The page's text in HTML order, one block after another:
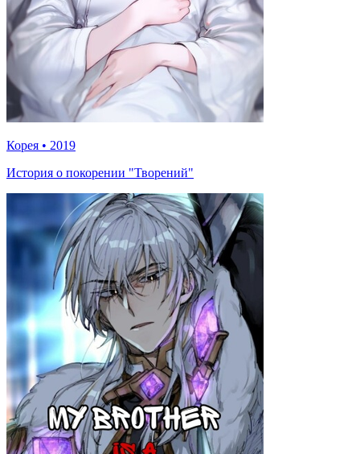
Корея • 2019
История о покорении "Творений"